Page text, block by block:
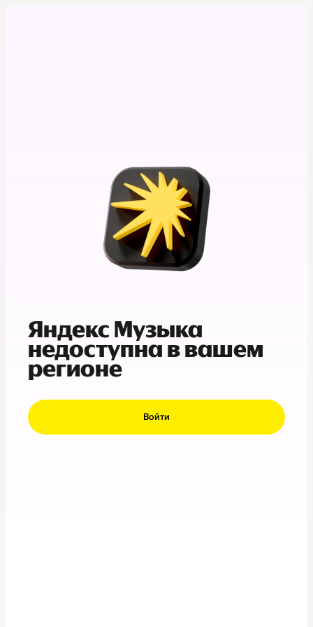
Яндекс Музыка
недоступна в вашем
регионе
Войти